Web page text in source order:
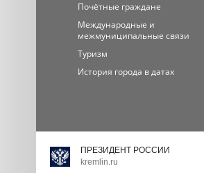
Почётные граждане
Международные и
межмуниципальные связи
Туризм
История города в датах
ПРЕЗИДЕНТ РОССИИ
kremlin.ru